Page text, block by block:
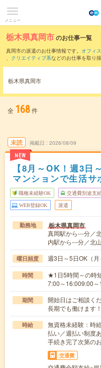
メニュー
栃木県真岡市のお仕事一覧
真岡市の派遣のお仕事情報です。 オフィ
、 クリエイティブ系などのお仕事を取り
また、宇都宮市
いただけます。
栃木県真岡市
全 168件
未読
NEW
掲載日 2026/08/09
【8月～OK！週3日
マンションで生活サ
職種未経験OK 交通費別途支
WEB登録OK 派遣
勤務地 栃木県真岡市
真岡駅から---分／
内駅から---分／北
曜日頻度 週3日～5日OK（
時間
★1日5時間～の時
7:00～16:009:00
期間
開始日はご相談
長期でも働けます！
時給
無資格未経験：時
払い／週払い制度
手続き完了次第の
交通費